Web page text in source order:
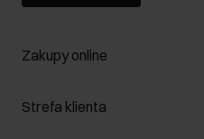
Zakupy online
Zarządzaj cookies
Strefa klienta